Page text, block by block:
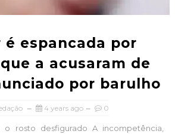
é espancada por
a acusaram de
por barulho
4 years ago 0
rosto desfigurado A incompetência,